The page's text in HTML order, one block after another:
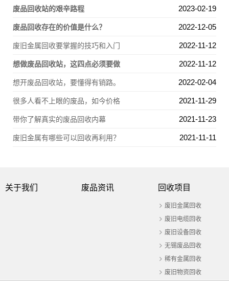
废品回收站的艰辛路程 2023-02-19
废品回收存在的价值是什么？ 2022-12-05
废旧金属回收要掌握的技巧和入门 2022-11-12
想做废品回收站，这四点必须要做 2022-11-12
想开废品回收站，要懂得有销路。 2022-02-04
很多人看不上眼的废品，如今价格 2021-11-29
带你了解真实的废品回收内幕 2021-11-23
废旧金属有哪些可以回收再利用？ 2021-11-11
关于我们 废品资讯 回收项目
废旧金属回收
废旧电缆回收
废旧设备回收
无锡废品回收
稀有金属回收
废旧物资回收